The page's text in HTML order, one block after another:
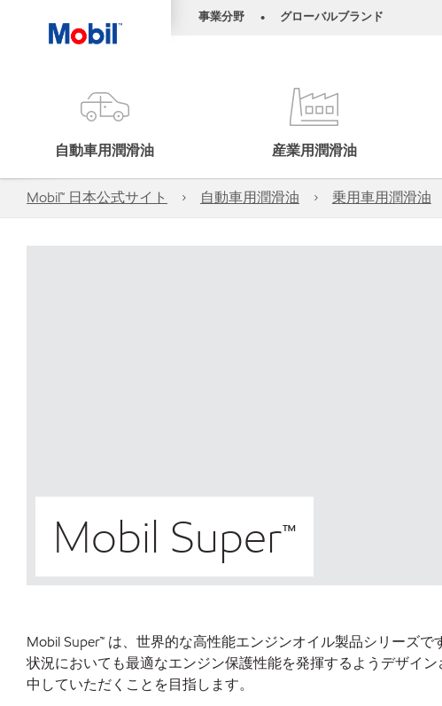
事業分野 • グローバルブランド
自動車用潤滑油 産業用潤滑油
Mobil™ 日本公式サイト 自動車用潤滑油 乗用車用潤滑油
Mobil Super™
Mobil Super™ は、世界的な高性能エンジンオイル製品シリーズ
状況においても最適なエンジン保護性能を発揮するようデザイ
中していただくことを目指します。